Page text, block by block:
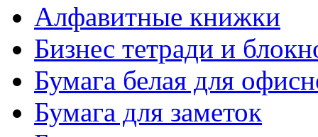
Алфавитные книжки
Бизнес тетради и
Бумага белая для
Бумага для заметок